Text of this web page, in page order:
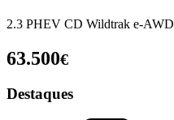
2.3 PHEV CD Wildtrak e-AWD
63.500€
Destaques